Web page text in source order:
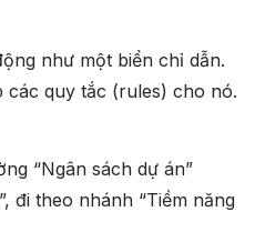
như một biển chỉ dẫn.
các quy tắc (rules) cho nó.
“Ngân sách dự án”
đi theo nhánh “Tiềm năng